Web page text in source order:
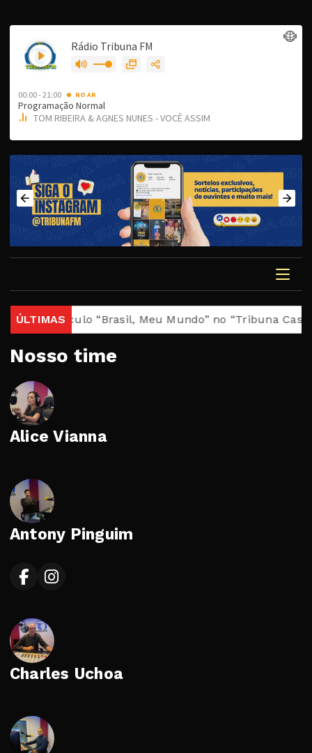
ÚLTIMAS
espetáculo “Brasil, Meu Mundo” no “Tribuna Cast”
Nosso time
Alice Vianna
Antony Pinguim
Charles Uchoa